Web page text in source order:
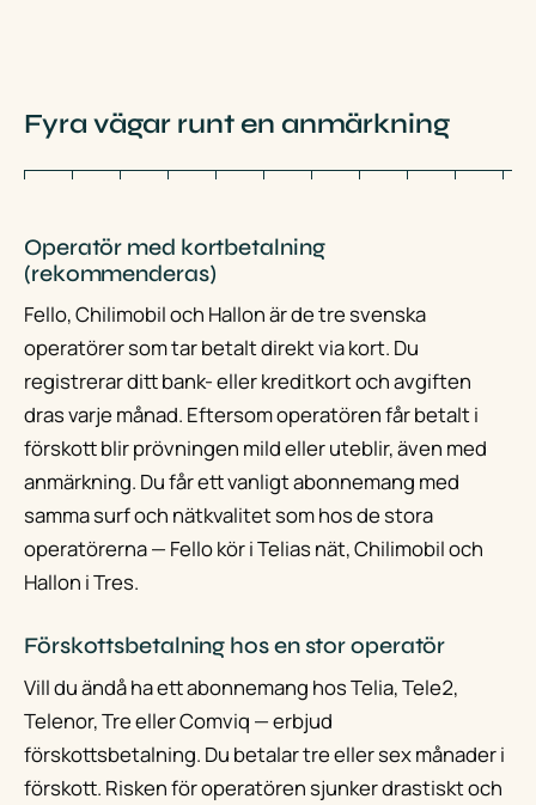
Fyra vägar runt en anmärkning
Operatör med kortbetalning
(rekommenderas)
Fello, Chilimobil och Hallon är de tre svenska
operatörer som tar betalt direkt via kort. Du
registrerar ditt bank- eller kreditkort och avgiften
dras varje månad. Eftersom operatören får betalt i
förskott blir prövningen mild eller uteblir, även med
anmärkning. Du får ett vanligt abonnemang med
samma surf och nätkvalitet som hos de stora
operatörerna — Fello kör i Telias nät, Chilimobil och
Hallon i Tres.
Förskottsbetalning hos en stor operatör
Vill du ändå ha ett abonnemang hos Telia, Tele2,
Telenor, Tre eller Comviq — erbjud
förskottsbetalning. Du betalar tre eller sex månader i
förskott. Risken för operatören sjunker drastiskt och